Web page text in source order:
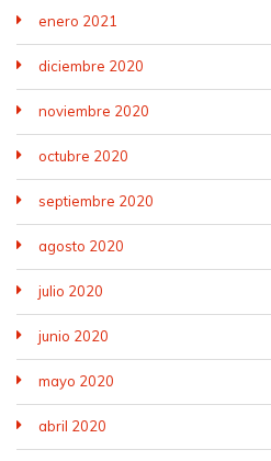
enero 2021
diciembre 2020
noviembre 2020
octubre 2020
septiembre 2020
agosto 2020
julio 2020
junio 2020
mayo 2020
abril 2020